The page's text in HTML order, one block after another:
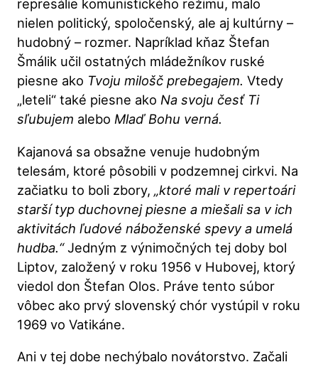
represálie komunistického režimu, malo
nielen politický, spoločenský, ale aj kultúrny –
hudobný – rozmer. Napríklad kňaz Štefan
Šmálik učil ostatných mládežníkov ruské
piesne ako Tvoju milošč prebegajem.Vtedy
„leteli“ také piesne akoNa svoju česť Ti
sľubujem aleboMlaď Bohu verná.
Kajanová sa obsažne venuje hudobným
telesám, ktoré pôsobili v podzemnej cirkvi. Na
začiatku to boli zbory,„ktoré mali v repertoári
starší typ duchovnej piesne a miešali sa v ich
aktivitách ľudové náboženské spevy a umelá
hudba.“Jedným z výnimočných tej doby bol
Liptov, založený v roku 1956 v Hubovej, ktorý
viedol don Štefan Olos. Práve tento súbor
vôbec ako prvý slovenský chór vystúpil v roku
1969 vo Vatikáne.
Ani v tej dobe nechýbalo novátorstvo. Začali